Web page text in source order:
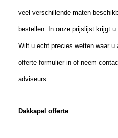
veel verschillende maten
bestellen. In onze prijslijst krijgt u
Wilt u echt precies wetten waar u
offerte formulier in of neem
adviseurs.
Dakkapel offerte